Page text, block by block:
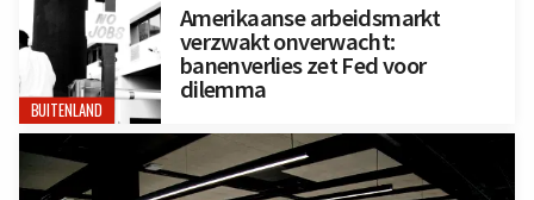
BUITENLAND
Amerikaanse arbeidsmarkt
verzwakt onverwacht:
banenverlies zet Fed voor
dilemma